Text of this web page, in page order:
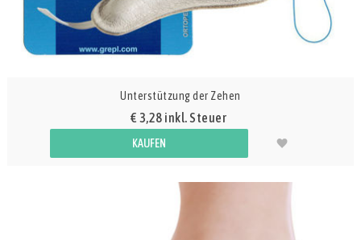
Unterstützung der Zehen
€ 3,28 inkl. Steuer
KAUFEN